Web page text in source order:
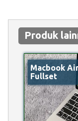
Produk
Macbook Air
Fullset